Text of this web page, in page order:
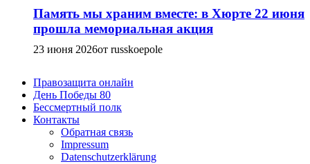
Память мы храним вместе: в Хюрте 22 июня
прошла мемориальная акция
23 июня 2026от russkoepole
Правозащита онлайн
День Победы 80
Бессмертный полк
Контакты
Обратная связь
Impressum
Datenschutzerklärung